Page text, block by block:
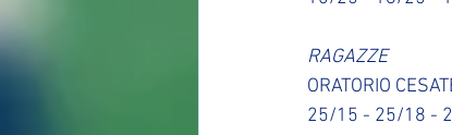
RAGAZZE
ORATORIO
25/15 - 25/18 -